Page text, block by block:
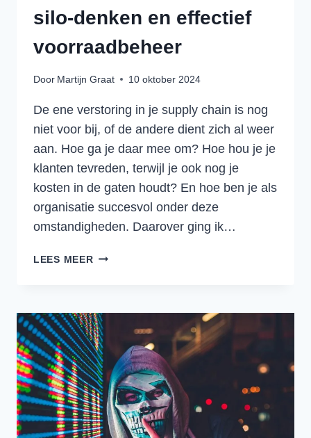
silo-denken en effectief
voorraadbeheer
Door Martijn Graat 10 oktober 2024
De ene verstoring in je supply chain is nog
niet voor bij, of de andere dient zich al weer
aan. Hoe ga je daar mee om? Hoe hou je je
klanten tevreden, terwijl je ook nog je
kosten in de gaten houdt? En hoe ben je als
organisatie succesvol onder deze
omstandigheden. Daarover ging ik…
LEES MEERDISRUPTIE
NORMAAL:
OVER
VISIBILITY,
SILO-
DENKEN
EN
EFFECTIEF
VOORRAADBEHEER